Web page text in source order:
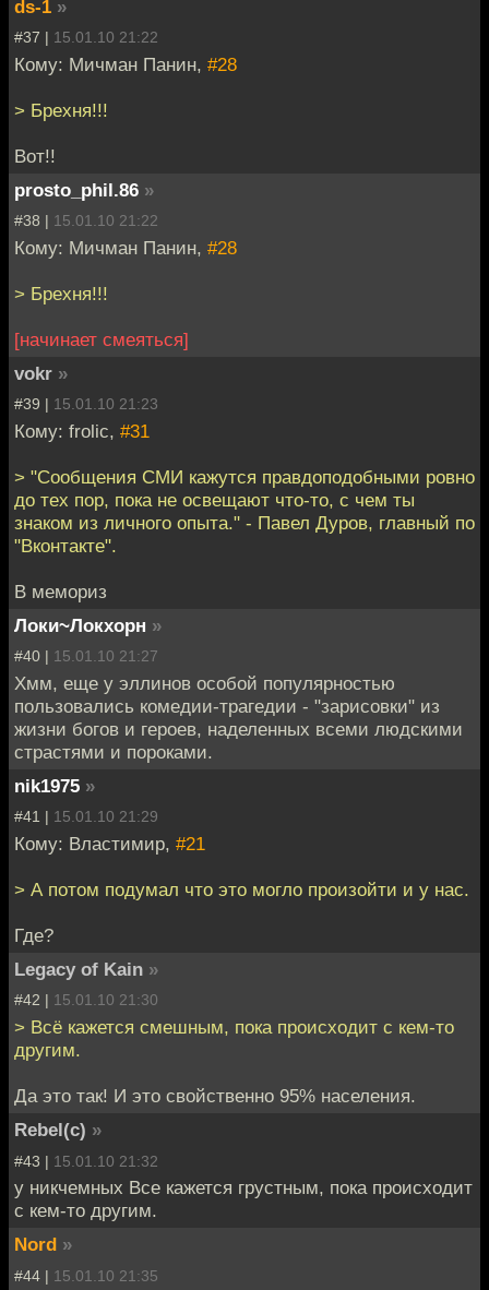
ds-1 »
#37 | 15.01.10 21:22
Кому: Мичман Панин, #28
> Брехня!!!
Вот!!
prosto_phil.86 »
#38 | 15.01.10 21:22
Кому: Мичман Панин, #28
> Брехня!!!
[начинает смеяться]
vokr »
#39 | 15.01.10 21:23
Кому: frolic, #31
> "Сообщения СМИ кажутся правдоподобными ровно
до тех пор, пока не освещают что-то, с чем ты
знаком из личного опыта." - Павел Дуров, главный по
"Вконтакте".
В мемориз
Локи~Локхорн »
#40 | 15.01.10 21:27
Хмм, еще у эллинов особой популярностью
пользовались комедии-трагедии - "зарисовки" из
жизни богов и героев, наделенных всеми людскими
страстями и пороками.
nik1975 »
#41 | 15.01.10 21:29
Кому: Властимир, #21
> А потом подумал что это могло произойти и у нас.
Где?
Legacy of Kain »
#42 | 15.01.10 21:30
> Всё кажется смешным, пока происходит с кем-то
другим.
Да это так! И это свойственно 95% населения.
Rebel(c) »
#43 | 15.01.10 21:32
у никчемных Все кажется грустным, пока происходит
с кем-то другим.
Nord »
#44 | 15.01.10 21:35